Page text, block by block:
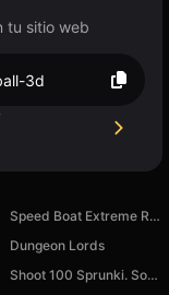
tu sitio web
3d
Speed Boat Extreme Racing
Dungeon Lords
Shoot 100 Sprunki. Sounds from memes.